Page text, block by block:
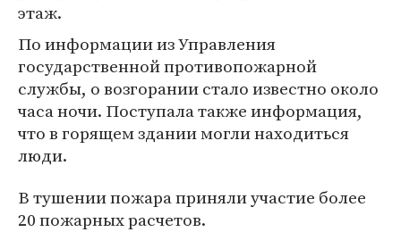
этаж.
По информации из Управления
государственной противопожарной
службы, о возгорании стало известно около
часа ночи. Поступала также информация,
что в горящем здании могли находиться
люди.
В тушении пожара приняли участие более
20 пожарных расчетов.